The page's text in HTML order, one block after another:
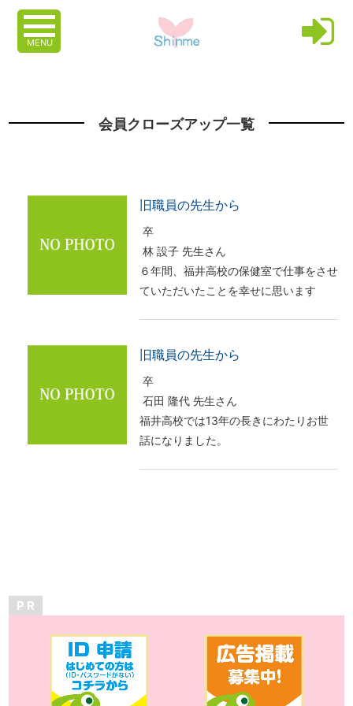
MENU
会員クローズアップ一覧
旧職員の先生から
卒
林 設子 先生さん
６年間、福井高校の保健室で仕事をさせ
ていただいたことを幸せに思います
旧職員の先生から
卒
石田 隆代 先生さん
福井高校では13年の長きにわたりお世
話になりました。
P R